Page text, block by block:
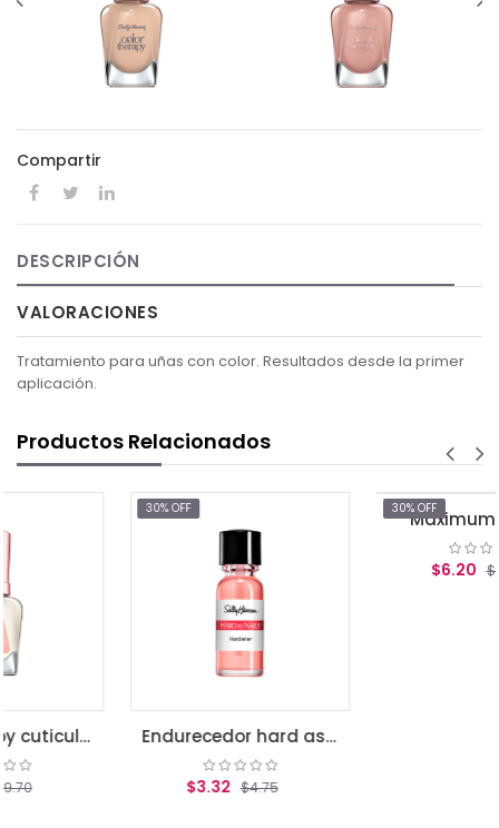
Compartir
DESCRIPCIÓN
VALORACIONES
Tratamiento para uñas con color. Resultados desde la primer
aplicación.
Productos Relacionados
oil Endurecedor hard as nail tint
$4.75
Maximum growth